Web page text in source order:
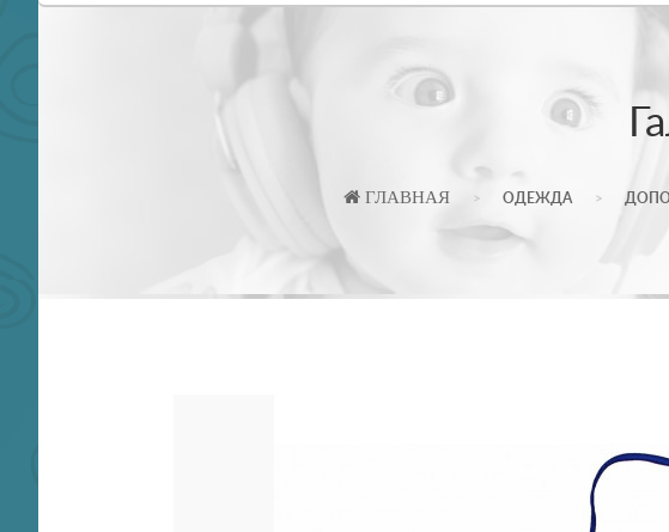
ГЛАВНАЯ ОДЕЖДА